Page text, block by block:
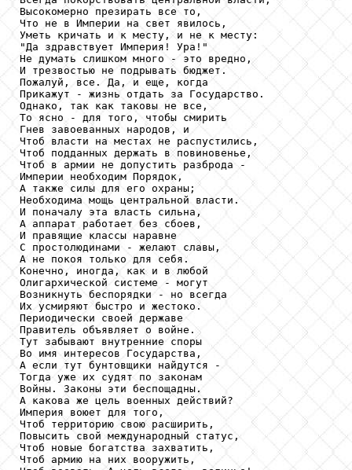
Высокомерно презирать все то,
Что не в Империи на свет явилось,
Уметь кричать и к месту, и не к месту:
"Да здравствует Империя! Ура!"
Не думать слишком много - это вредно,
И трезвостью не подрывать бюджет.
Пожалуй, все. Да, и еще, когда
Прикажут - жизнь отдать за Государство.
Однако, так как таковы не все,
То ясно - для того, чтобы смирить
Гнев завоеванных народов, и
Чтоб власти на местах не распустились,
Чтоб подданных держать в повиновенье,
Чтоб в армии не допустить разброда -
Империи необходим Порядок,
А также силы для его охраны;
Необходима мощь центральной власти.
И поначалу эта власть сильна,
А аппарат работает без сбоев,
И правящие классы наравне
С простолюдинами - желают славы,
А не покоя только для себя.
Конечно, иногда, как и в любой
Олигархической системе - могут
Возникнуть беспорядки - но всегда
Их усмиряют быстро и жестоко.
Периодически своей державе
Правитель объявляет о войне.
Тут забывают внутренние споры
Во имя интересов Государства,
А если тут бунтовщики найдутся -
Тогда уже их судят по законам
Войны. Законы эти беспощадны.
А какова же цель военных действий?
Империя воюет для того,
Чтоб территорию свою расширить,
Повысить свой международный статус,
Чтоб новые богатства захватить,
Чтоб армию на них вооружить,